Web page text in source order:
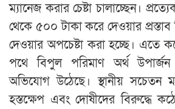
ম্যানেজ করার চেষ্টা চালাচ্ছেন।
থেকে ৫০০ টাকা করে দেওয়ার প্রস্তাব
দেওয়ার অপচেষ্টা করা হচ্ছে। এতে
পথে বিপুল পরিমাণ অর্থ
অভিযোগ উঠেছে। স্থানীয় সচেতন
হস্তক্ষেপ এবং দোষীদের বিরুদ্ধে